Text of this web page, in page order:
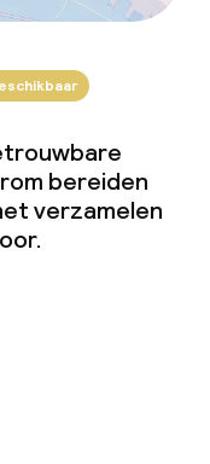
bereiden
verzamelen